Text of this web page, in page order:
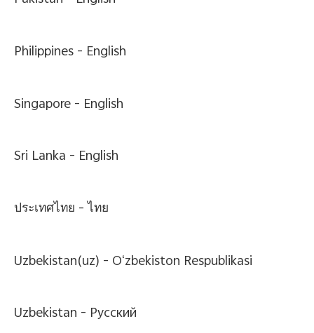
Philippines - English
Singapore - English
Sri Lanka - English
ประเทศไทย -ไทย
Uzbekistan(uz) - Oʻzbekiston Respublikasi
Uzbekistan - Pусский